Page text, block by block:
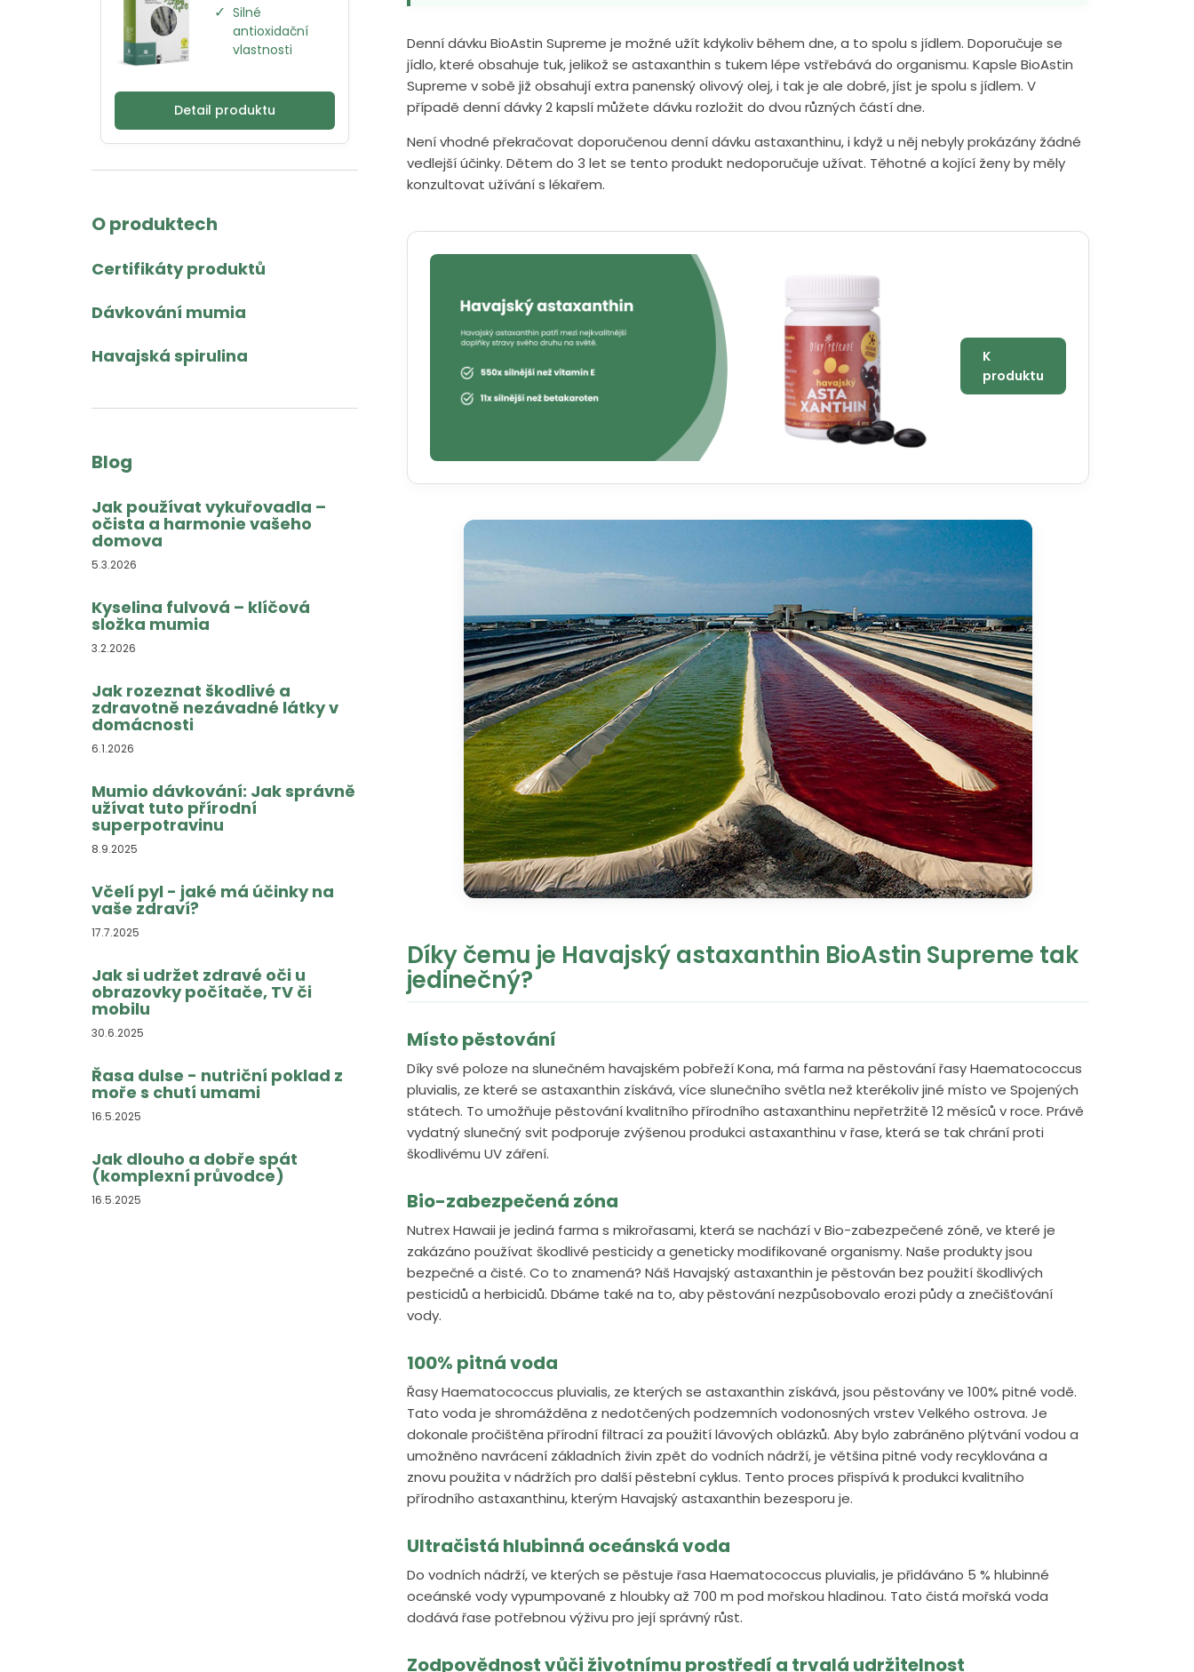
✓ Silné
antioxidační
vlastnosti
Detail produktu
O produktech
Certifikáty produktů
Dávkování mumia
Havajská spirulina
Blog
Jak používat vykuřovadla –
očista a harmonie vašeho
domova
5.3.2026
Kyselina fulvová – klíčová
složka mumia
3.2.2026
Jak rozeznat škodlivé a
zdravotně nezávadné látky v
domácnosti
6.1.2026
Mumio dávkování: Jak správně
užívat tuto přírodní
superpotravinu
8.9.2025
Včelí pyl - jaké má účinky na
vaše zdraví?
17.7.2025
Jak si udržet zdravé oči u
obrazovky počítače, TV či
mobilu
30.6.2025
Řasa dulse - nutriční poklad z
moře s chutí umami
16.5.2025
Jak dlouho a dobře spát
(komplexní průvodce)
16.5.2025
Denní dávku BioAstin Supreme je možné užít kdykoliv během dne, a to spolu s jídlem. Doporučuje se
jídlo, které obsahuje tuk, jelikož se astaxanthin s tukem lépe vstřebává do organismu. Kapsle BioAstin
Supreme v sobě již obsahují extra panenský olivový olej, i tak je ale dobré, jíst je spolu s jídlem. V
případě denní dávky 2 kapslí můžete dávku rozložit do dvou různých částí dne.
Není vhodné překračovat doporučenou denní dávku astaxanthinu, i když u něj nebyly prokázány žádné
vedlejší účinky. Dětem do 3 let se tento produkt nedoporučuje užívat. Těhotné a kojící ženy by měly
konzultovat užívání s lékařem.
K
produktu
Díky čemu je Havajský astaxanthin BioAstin Supreme tak
jedinečný?
Místo pěstování
Díky své poloze na slunečném havajském pobřeží Kona, má farma na pěstování řasy Haematococcus
pluvialis, ze které se astaxanthin získává, více slunečního světla než kterékoliv jiné místo ve Spojených
státech. To umožňuje pěstování kvalitního přírodního astaxanthinu nepřetržitě 12 měsíců v roce. Právě
vydatný slunečný svit podporuje zvýšenou produkci astaxanthinu v řase, která se tak chrání proti
škodlivému UV záření.
Bio-zabezpečená zóna
Nutrex Hawaii je jediná farma s mikrořasami, která se nachází v Bio-zabezpečené zóně, ve které je
zakázáno používat škodlivé pesticidy a geneticky modifikované organismy. Naše produkty jsou
bezpečné a čisté. Co to znamená? Náš Havajský astaxanthin je pěstován bez použití škodlivých
pesticidů a herbicidů. Dbáme také na to, aby pěstování nezpůsobovalo erozi půdy a znečišťování
vody.
100% pitná voda
Řasy Haematococcus pluvialis, ze kterých se astaxanthin získává, jsou pěstovány ve 100% pitné vodě.
Tato voda je shromážděna z nedotčených podzemních vodonosných vrstev Velkého ostrova. Je
dokonale pročištěna přírodní filtrací za použití lávových oblázků. Aby bylo zabráněno plýtvání vodou a
umožněno navrácení základních živin zpět do vodních nádrží, je většina pitné vody recyklována a
znovu použita v nádržích pro další pěstební cyklus. Tento proces přispívá k produkci kvalitního
přírodního astaxanthinu, kterým Havajský astaxanthin bezesporu je.
Ultračistá hlubinná oceánská voda
Do vodních nádrží, ve kterých se pěstuje řasa Haematococcus pluvialis, je přidáváno 5 % hlubinné
oceánské vody vypumpované z hloubky až 700 m pod mořskou hladinou. Tato čistá mořská voda
dodává řase potřebnou výživu pro její správný růst.
Zodpovědnost vůči životnímu prostředí a trvalá udržitelnost